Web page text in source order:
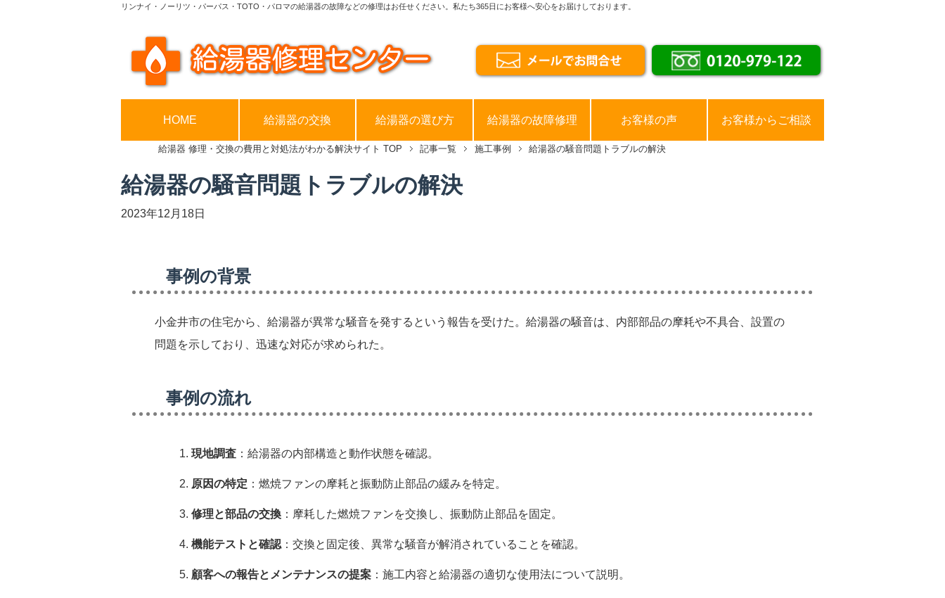
リンナイ・ノーリツ・パーパス・TOTO・パロマの給湯器の故障などの修理はお任せください。私たち365日にお客様へ安心をお届けしております。
HOME 給湯器の交換 給湯器の選び方 給湯器の故障修理 お客様の声 お客様からご相談
給湯器 修理・交換の費用と対処法がわかる解決サイト TOP 記事一覧 施工事例 給湯器の騒音問題トラブルの解決
給湯器の騒音問題トラブルの解決
2023年12月18日
事例の背景
小金井市の住宅から、給湯器が異常な騒音を発するという報告を受けた。給湯器の騒音は、内部部品の摩耗や不具合、設置の
問題を示しており、迅速な対応が求められた。
事例の流れ
現地調査 ：給湯器の内部構造と動作状態を確認。
原因の特定 ：燃焼ファンの摩耗と振動防止部品の緩みを特定。
修理と部品の交換 ：摩耗した燃焼ファンを交換し、振動防止部品を固定。
機能テストと確認 ：交換と固定後、異常な騒音が解消されていることを確認。
顧客への報告とメンテナンスの提案 ：施工内容と給湯器の適切な使用法について説明。